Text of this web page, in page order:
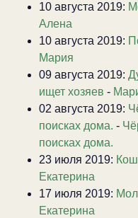
10 августа 2019:
Алена
10 августа 2019:
Мария
09 августа 2019:
ищет хозяев -
02 августа 2019:
поисках дома. -
поисках дома.
23 июля 2019:
Екатерина
17 июля 2019:
Екатерина